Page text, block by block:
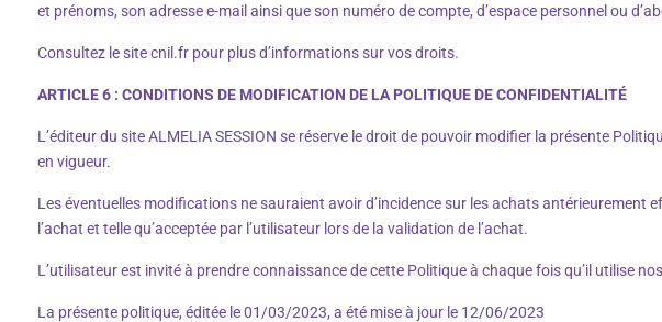
et prénoms, son adresse e-mail ainsi que son numéro de compte, d’espace personnel ou
Consultez le site cnil.fr pour plus d’informations sur vos droits.
ARTICLE 6 : CONDITIONS DE MODIFICATION DE LA POLITIQUE DE CONFIDENTIALITÉ
L’éditeur du site ALMELIA SESSION se réserve le droit de pouvoir modifier la présente
en vigueur.
Les éventuelles modifications ne sauraient avoir d’incidence sur les achats
l’achat et telle qu’acceptée par l’utilisateur lors de la validation de l’achat.
L’utilisateur est invité à prendre connaissance de cette Politique à chaque fois qu’il utilise
La présente politique, éditée le 01/03/2023, a été mise à jour le 12/06/2023